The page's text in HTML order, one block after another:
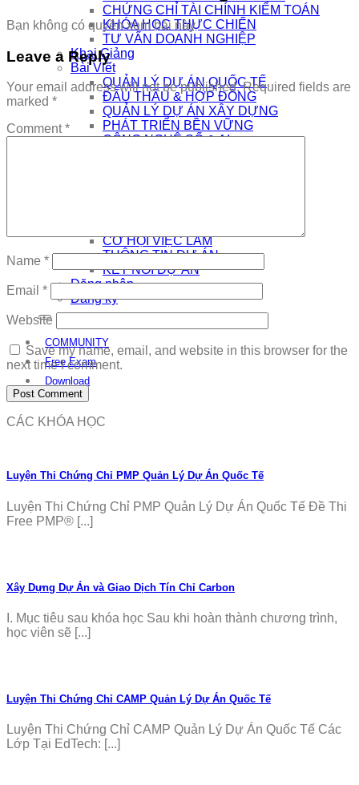
CHỨNG CHỈ TÀI CHÍNH KIỂM TOÁN
KHÓA HỌC THỰC CHIẾN
TƯ VẤN DOANH NGHIỆP
Khai Giảng
Bài Viết
QUẢN LÝ DỰ ÁN QUỐC TẾ
ĐẤU THẦU & HỢP ĐỒNG
QUẢN LÝ DỰ ÁN XÂY DỰNG
PHÁT TRIỂN BỀN VỮNG
CÔNG NGHỆ SỐ & AI
CƠ HỘI VIỆC LÀM
THÔNG TIN DỰ ÁN
KẾT NỐI DỰ ÁN
Đăng nhập
Đăng ký
COMMUNITY
Free Exam
Download
Bạn không có quyền xem bài này
Leave a Reply
Your email address will not be published. Required fields are
marked *
Comment*
Name *
Email *
Website
Save my name, email, and website in this browser for the
next time I comment.
CÁC KHÓA HỌC
Luyện Thi Chứng Chỉ PMP Quản Lý Dự Án Quốc Tế
Luyện Thi Chứng Chỉ PMP Quản Lý Dự Án Quốc Tế Đề Thi
Free PMP® [...]
Xây Dựng Dự Án và Giao Dịch Tín Chỉ Carbon
I. Mục tiêu sau khóa học Sau khi hoàn thành chương trình,
học viên sẽ [...]
Luyện Thi Chứng Chỉ CAMP Quản Lý Dự Án Quốc Tế
Luyện Thi Chứng Chỉ CAMP Quản Lý Dự Án Quốc Tế Các
Lớp Tại EdTech: [...]